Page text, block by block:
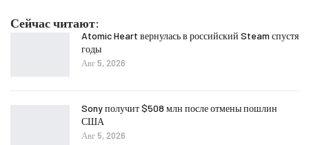
Сейчас читают:
Atomic Heart вернулась в российский Steam спустя
годы
Авг 5, 2026
Sony получит $508 млн после отмены пошлин
США
Авг 5, 2026